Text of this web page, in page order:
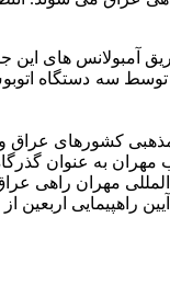
آمبولانس های
مجروحان حوادث رانندگی و
مهران به عنوان
از راه مرز مهران